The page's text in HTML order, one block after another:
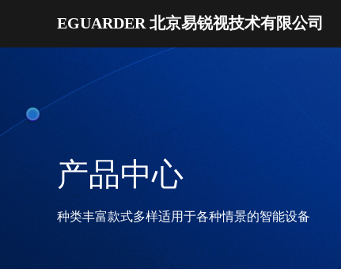
产品中心
种类丰富款式多样适用于各种情景的智能设备
EGUARDER 北京易锐视技术有限公司